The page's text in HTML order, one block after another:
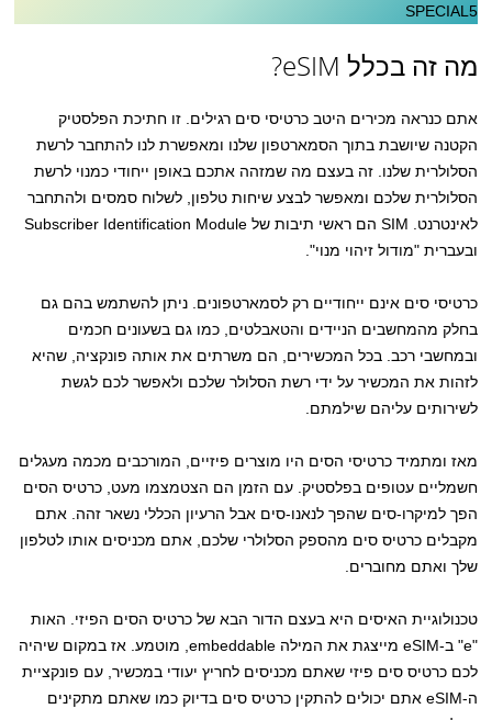
SPECIAL5
מה זה בכלל eSIM?
אתם כנראה מכירים היטב כרטיסי סים רגילים. זו חתיכת הפלסטיק
הקטנה שיושבת בתוך הסמארטפון שלנו ומאפשרת לנו להתחבר לרשת
הסלולרית שלנו. זה בעצם מה שמזהה אתכם באופן ייחודי כמנוי לרשת
הסלולרית שלכם ומאפשר לבצע שיחות טלפון, לשלוח סמסים ולהתחבר
לאינטרנט. SIM הם ראשי תיבות של Subscriber Identification Module
ובעברית "מודול זיהוי מנוי".
כרטיסי סים אינם ייחודיים רק לסמארטפונים. ניתן להשתמש בהם גם
בחלק מהמחשבים הניידים והטאבלטים, כמו גם בשעונים חכמים
ובמחשבי רכב. בכל המכשירים, הם משרתים את אותה פונקציה, שהיא
לזהות את המכשיר על ידי רשת הסלולר שלכם ולאפשר לכם לגשת
לשירותים עליהם שילמתם.
מאז ומתמיד כרטיסי הסים היו מוצרים פיזיים, המורכבים מכמה מעגלים
חשמליים עטופים בפלסטיק. עם הזמן הם הצטמצמו מעט, כרטיס הסים
הפך למיקרו-סים שהפך לנאנו-סים אבל הרעיון הכללי נשאר זהה. אתם
מקבלים כרטיס סים מהספק הסלולרי שלכם, אתם מכניסים אותו לטלפון
שלך ואתם מחוברים.
טכנולוגיית האיסים היא בעצם הדור הבא של כרטיס הסים הפיזי. האות
"e" ב-eSIM מייצגת את המילה embeddable, מוטמע. אז במקום שיהיה
לכם כרטיס סים פיזי שאתם מכניסים לחריץ יעודי במכשיר, עם פונקציית
ה-eSIM אתם יכולים להתקין כרטיס סים בדיוק כמו שאתם מתקינים